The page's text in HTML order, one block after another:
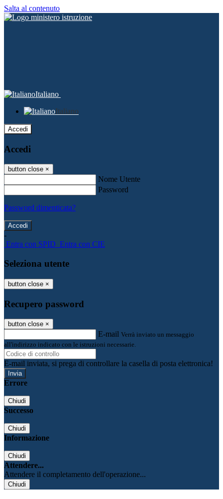
Salta al contenuto
Italiano
Italiano
Accedi
Accedi
button close ×
Nome Utente
Password
Password dimenticata?
-
Entra con SPID Entra con CIE
Seleziona utente
button close ×
Recupero password
button close ×
E-mail Verrà inviato un messaggio
all'indirizzo indicato con le istruzioni necessarie.
E-mail inviata, si prega di controllare la casella di posta elettronica!
Errore
Chiudi
Successo
Chiudi
Informazione
Chiudi
Attendere...
Attendere il completamento dell'operazione...
Chiudi